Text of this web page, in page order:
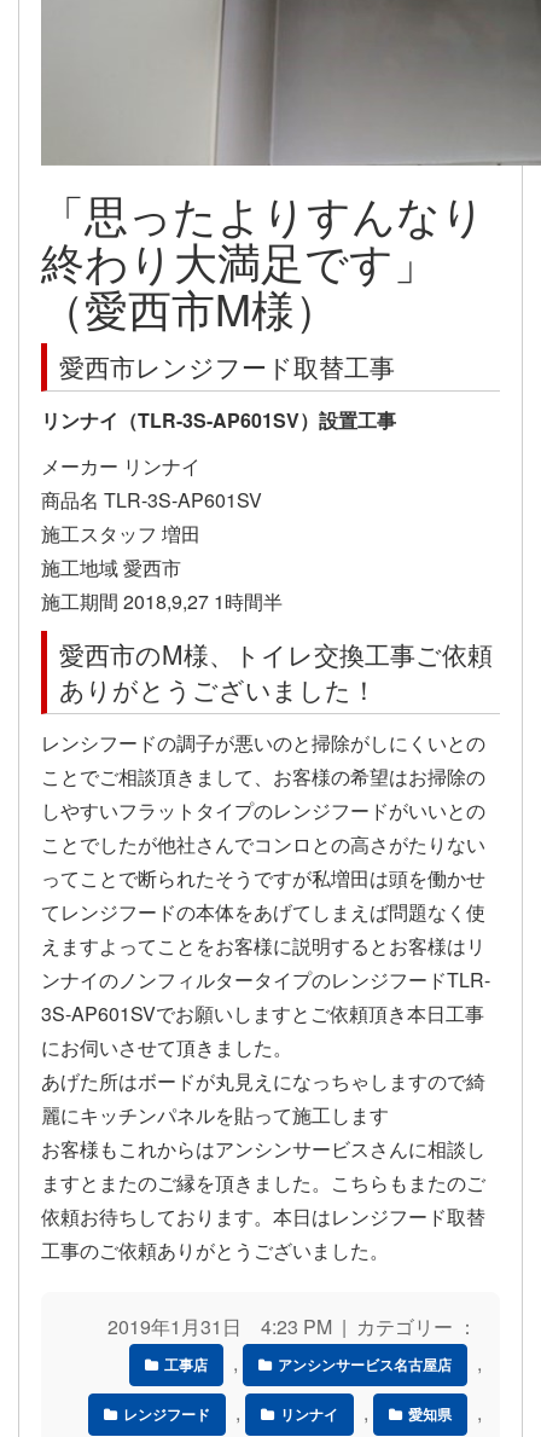
「思ったよりすんなり
終わり大満足です」
（愛西市M様）
愛西市レンジフード取替工事
リンナイ（TLR-3S-AP601SV）設置工事
メーカー リンナイ
商品名 TLR-3S-AP601SV
施工スタッフ 増田
施工地域 愛西市
施工期間 2018,9,27 1時間半
愛西市のM様、トイレ交換工事ご依頼
ありがとうございました！
レンシフードの調子が悪いのと掃除がしにくいとの
ことでご相談頂きまして、お客様の希望はお掃除の
しやすいフラットタイプのレンジフードがいいとの
ことでしたが他社さんでコンロとの高さがたりない
ってことで断られたそうですが私増田は頭を働かせ
てレンジフードの本体をあげてしまえば問題なく使
えますよってことをお客様に説明するとお客様はリ
ンナイのノンフィルタータイプのレンジフードTLR-
3S-AP601SVでお願いしますとご依頼頂き本日工事
にお伺いさせて頂きました。
あげた所はボードが丸見えになっちゃしますので綺
麗にキッチンパネルを貼って施工します
お客様もこれからはアンシンサービスさんに相談し
ますとまたのご縁を頂きました。こちらもまたのご
依頼お待ちしております。本日はレンジフード取替
工事のご依頼ありがとうございました。
2019年1月31日 4:23 PM | カテゴリー ：
工事店 , アンシンサービス名古屋店 ,
レンジフード , リンナイ , 愛知県 ,